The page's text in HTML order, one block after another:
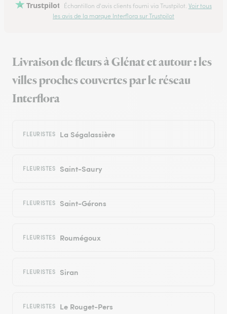
Trustpilot Échantillon d'avis clients fourni via Trustpilot. Voir tous
les avis de la marque Interflora sur Trustpilot
Livraison de fleurs à Glénat et autour : les
villes proches couvertes par le réseau
Interflora
FLEURISTES La Ségalassière
FLEURISTES Saint-Saury
FLEURISTES Saint-Gérons
FLEURISTES Roumégoux
FLEURISTES Siran
FLEURISTES Le Rouget-Pers